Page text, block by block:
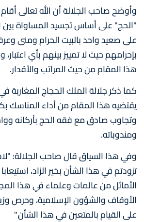
وأوضح صاحب الجلالة أن الله تعالى
"الحج" على أساس تجسيد المساواة
على صعيد واحد بالبيت الحرام ومنى
بإحرامهم حيث لا تمييز بينهم بأي
هذا المقام من حيث المراتب والأقدار.
كما ذكر جلالة الملك الحجاج المغاربة
يقتضيه هذا المقام من أداء المناسك
وتجاوب صادق مع فقه الحج بأركانه
ومندوباته.
وفي هذا السياق قال صاحب الجلالة:
تزودتم في هذا الشأن بخير الزاد،
الأماثل من عالمات وعلماء في هذا
الأوقاف والشؤون الإسلامية، وحرص
على القيام بالمتعين في هذا الشأن."